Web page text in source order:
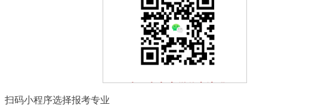
扫一扫加入微信交流群
扫码小程序选择报考专业